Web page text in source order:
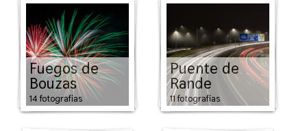
Fuegos de
Bouzas
14 fotografías
Puente de
Rande
11 fotografías